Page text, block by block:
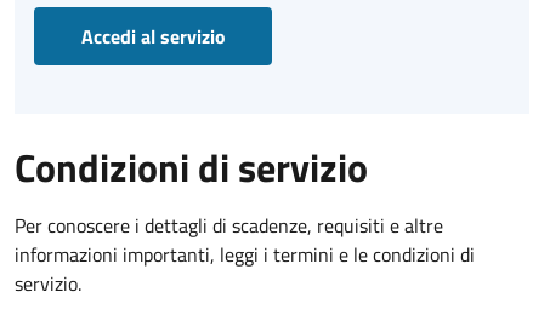
Accedi al servizio
Condizioni di servizio
Per conoscere i dettagli di scadenze, requisiti e altre
informazioni importanti, leggi i termini e le condizioni di
servizio.